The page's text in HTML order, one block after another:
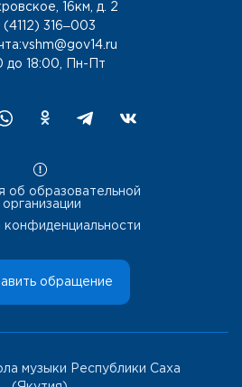
16км, д. 2
(4112) 316‒003
до 18:00, Пн-Пт
обращение
об образовательной
организации
конфиденциальности
музыки Республики Саха